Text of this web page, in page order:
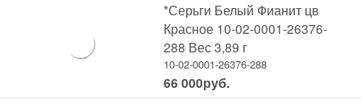
*Серьги Белый Фианит цв
Красное 10-02-0001-26376-
288 Вес 3,89 г
10-02-0001-26376-288
66 000руб.